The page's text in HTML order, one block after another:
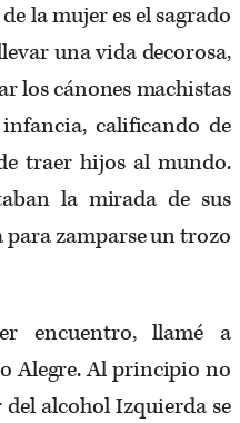
la mujer es el sagrado
una vida decorosa,
los cánones machistas
calificando de
traer hijos al mundo.
la mirada de sus
zamparse un trozo
encuentro, llamé a
Alegre. Al principio no
alcohol Izquierda se